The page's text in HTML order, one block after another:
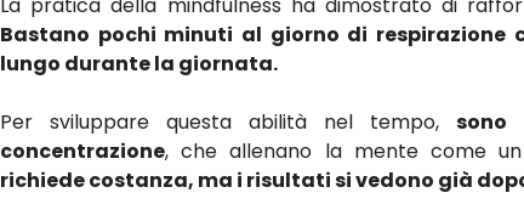
Bastano pochi minuti al giorno di respirazione
lungo durante la giornata.
Per sviluppare questa abilità nel tempo,sono
concentrazione, che allenano la mente come un
richiede costanza, ma i risultati si vedono già